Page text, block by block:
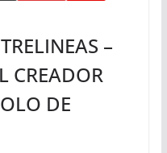
–
CREADOR
DE